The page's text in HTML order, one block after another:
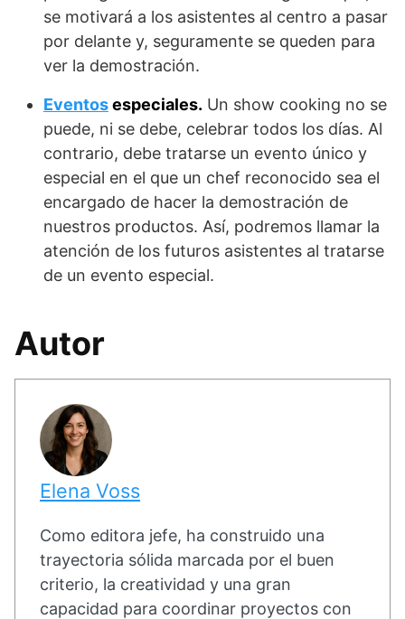
se motivará a los asistentes al centro a pasar
por delante y, seguramente se queden para
ver la demostración.
Eventosespeciales. Un show cooking no se
puede, ni se debe, celebrar todos los días. Al
contrario, debe tratarse un evento único y
especial en el que un chef reconocido sea el
encargado de hacer la demostración de
nuestros productos. Así, podremos llamar la
atención de los futuros asistentes al tratarse
de un evento especial.
Autor
Elena Voss
Como editora jefe, ha construido una
trayectoria sólida marcada por el buen
criterio, la creatividad y una gran
capacidad para coordinar proyectos con